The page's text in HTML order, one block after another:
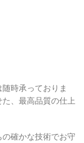
時承っておりま
、最高品質の仕上
確かな技術でお守